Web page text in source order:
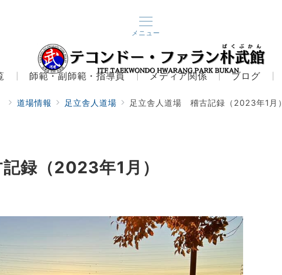
メニュー
師範・副師範・指導員 メディア関係 ブログ
道場情報 足立舎人道場 足立舎人道場 稽古記録（2023年1月）
録（2023年1月）